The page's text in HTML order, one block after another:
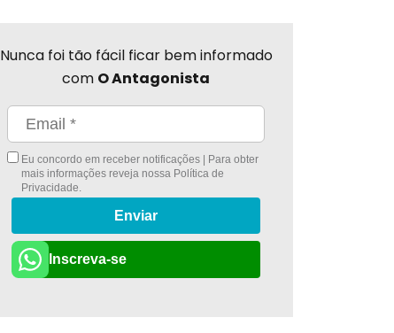
Nunca foi tão fácil ficar bem informado
com O Antagonista
Eu concordo em receber notificações | Para obter
mais informações reveja nossa Política de
Privacidade.
Enviar
Inscreva-se